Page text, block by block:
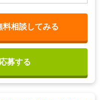
料相談してみる
募する